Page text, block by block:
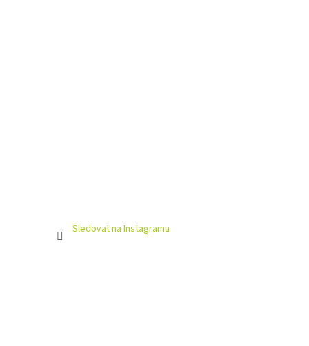
Sledovat na Instagramu